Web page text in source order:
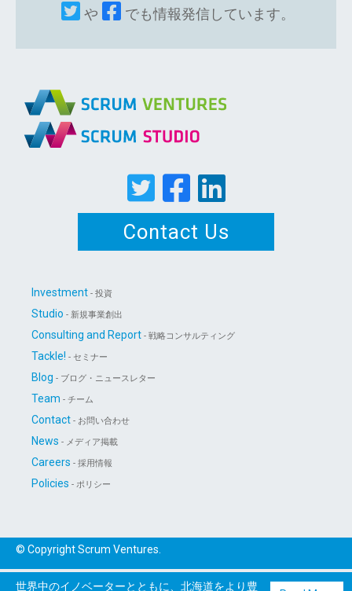
や でも情報発信しています。
Contact Us
Investment - 投資
Studio - 新規事業創出
Consulting and Report - 戦略コンサルティング
Tackle! - セミナー
Blog - ブログ・ニュースレター
Team - チーム
Contact - お問い合わせ
News - メディア掲載
Careers - 採用情報
Policies - ポリシー
© Copyright Scrum Ventures.
世界中のイノベーターとともに、北海道をより豊